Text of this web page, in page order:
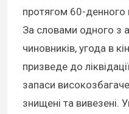
протягом 60-денного
За словами одного з
чиновників, угода в
призведе до
запаси
знищені та вивезені.